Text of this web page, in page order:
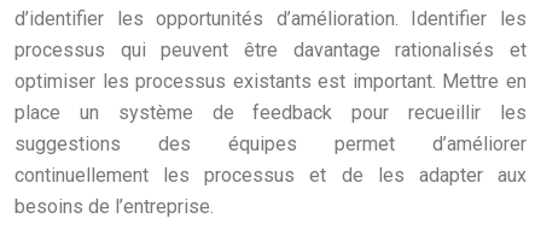
d’identifier les opportunités d’amélioration. Identifier les
processus qui peuvent être davantage rationalisés et
optimiser les processus existants est important. Mettre en
place un système de feedback pour recueillir les
suggestions des équipes permet d’améliorer
continuellement les processus et de les adapter aux
besoins de l’entreprise.